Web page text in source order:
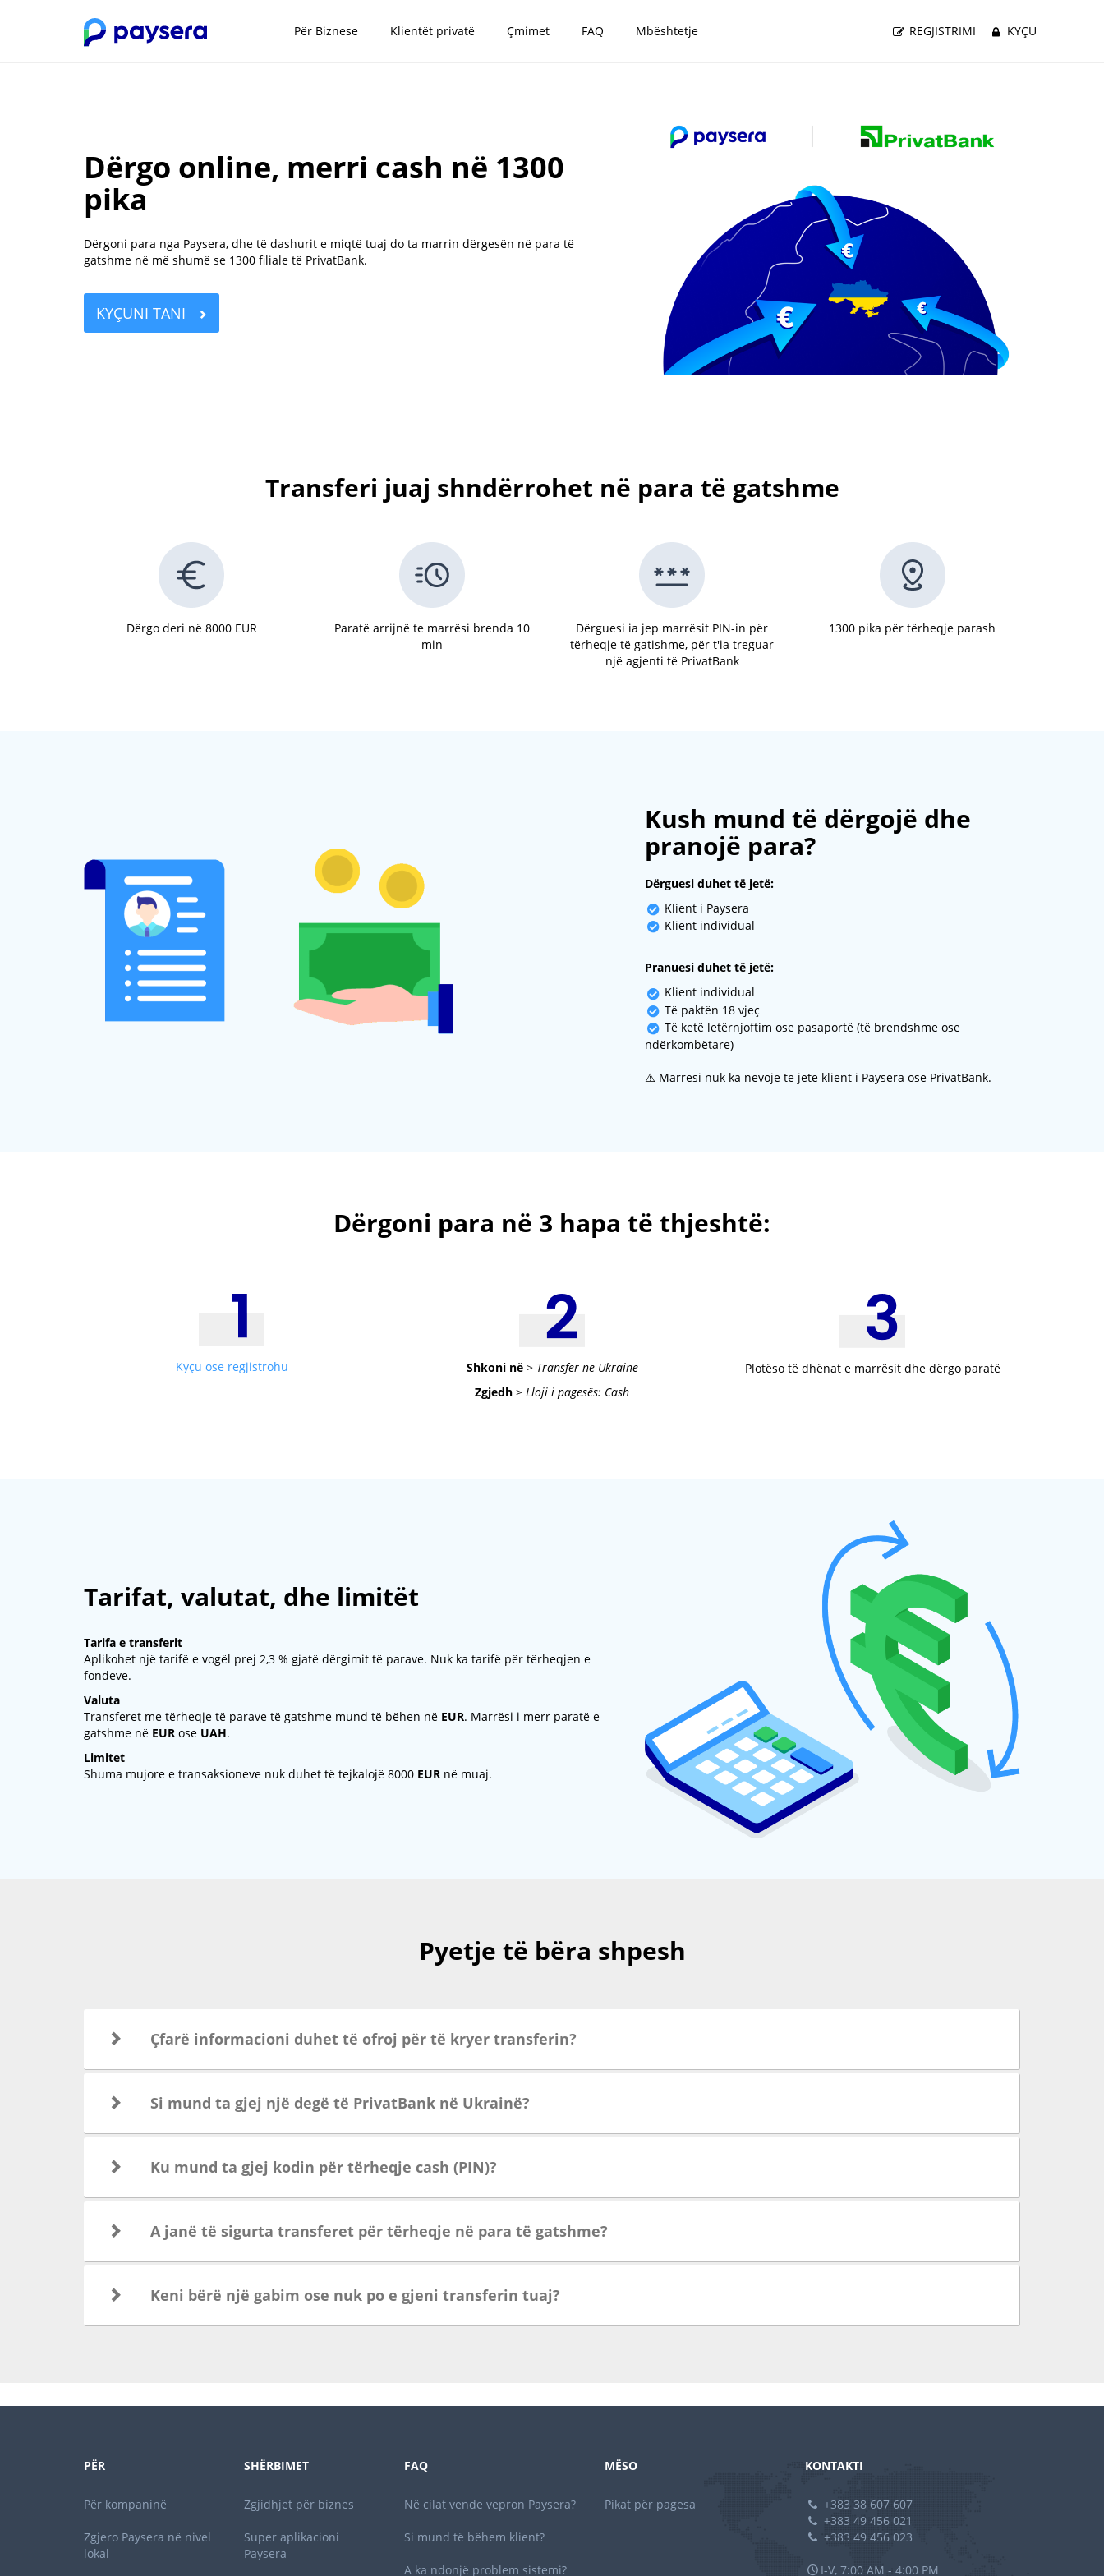
Për Biznese Klientët privatë Çmimet FAQ Mbështetje REGJISTRIMI KYÇU
Dërgo online, merri cash në 1300
pika
Dërgoni para nga Paysera, dhe të dashurit e miqtë tuaj do ta marrin dërgesën në para të
gatshme në më shumë se 1300 filiale të PrivatBank.
KYÇUNI TANI
Transferi juaj shndërrohet në para të gatshme
Dërgo deri në 8000 EUR
Paratë arrijnë te marrësi brenda 10
min
Dërguesi ia jep marrësit PIN-in për
tërheqje të gatishme, për t'ia treguar
një agjenti të PrivatBank
1300 pika për tërheqje parash
Kush mund të dërgojë dhe
pranojë para?
Dërguesi duhet të jetë:
Klient i Paysera
Klient individual
Pranuesi duhet të jetë:
Klient individual
Të paktën 18 vjeç
Të ketë letërnjoftim ose pasaportë (të brendshme ose
ndërkombëtare)
⚠️ Marrësi nuk ka nevojë të jetë klient i Paysera ose PrivatBank.
Dërgoni para në 3 hapa të thjeshtë:
Kyçu ose regjistrohu Shkoni në> Transfer në Ukrainë
Zgjedh > Lloji i pagesës: Cash
Plotëso të dhënat e marrësit dhe dërgo paratë
Tarifat, valutat, dhe limitët
Tarifa e transferit
Aplikohet një tarifë e vogël prej 2,3 % gjatë dërgimit të parave. Nuk ka tarifë për tërheqjen e
fondeve.
Valuta
Transferet me tërheqje të parave të gatshme mund të bëhen në EUR. Marrësi i merr paratë e
gatshme në EUR ose UAH.
Limitet
Shuma mujore e transaksioneve nuk duhet të tejkalojë 8000 EUR në muaj.
Pyetje të bëra shpesh
Çfarë informacioni duhet të ofroj për të kryer transferin?
Si mund ta gjej një degë të PrivatBank në Ukrainë?
Ku mund ta gjej kodin për tërheqje cash (PIN)?
A janë të sigurta transferet për tërheqje në para të gatshme?
Keni bërë një gabim ose nuk po e gjeni transferin tuaj?
PËR
Për kompaninë
Zgjero Paysera në nivel
lokal
SHËRBIMET
Zgjidhjet për biznes
Super aplikacioni
Paysera
FAQ
Në cilat vende vepron Paysera?
Si mund të bëhem klient?
A ka ndonjë problem sistemi?
MËSO
Pikat për pagesa
KONTAKTI
+383 38 607 607
+383 49 456 021
+383 49 456 023
I-V, 7:00 AM - 4:00 PM